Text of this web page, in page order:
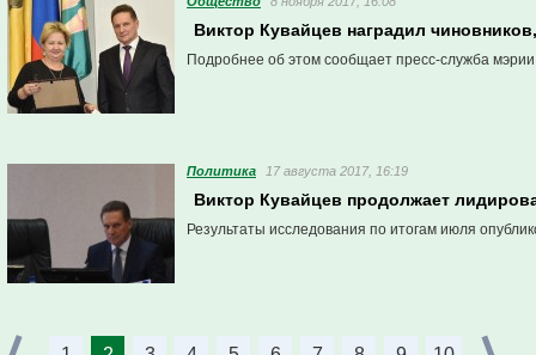
Виктор Кувайцев наградил
Подробнее об этом сообщает пресс-служба
Политика 17 августа 2017, 16:19
Виктор Кувайцев продолжает
Результаты исследования по итогам июля